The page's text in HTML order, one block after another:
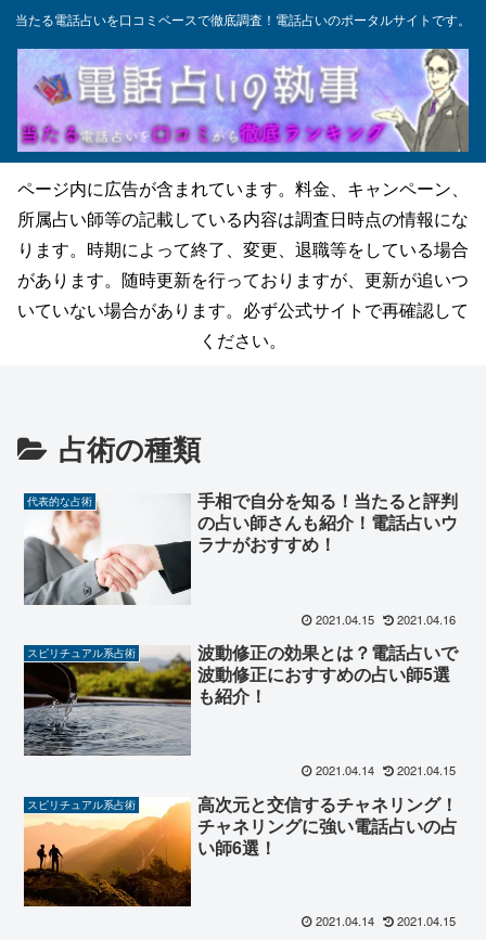
当たる電話占いを口コミベースで徹底調査！電話占いのポータルサイトです。
ページ内に広告が含まれています。料金、キャンペーン、
所属占い師等の記載している内容は調査日時点の情報にな
ります。時期によって終了、変更、退職等をしている場合
があります。随時更新を行っておりますが、更新が追いつ
いていない場合があります。必ず公式サイトで再確認して
ください。
占術の種類
代表的な占術
手相で自分を知る！当たると評判
の占い師さんも紹介！電話占いウ
ラナがおすすめ！
2021.04.15 2021.04.16
スピリチュアル系占術
波動修正の効果とは？電話占いで
波動修正におすすめの占い師5選
も紹介！
2021.04.14 2021.04.15
スピリチュアル系占術
高次元と交信するチャネリング！
チャネリングに強い電話占いの占
い師6選！
2021.04.14 2021.04.15